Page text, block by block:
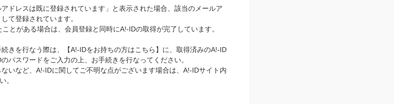
ドレスは既に登録されています」と表示された場合、該当のメールア
て登録されています。
とがある場合は、会員登録と同時にA!-IDの取得が完了しています。
きを行なう際は、【A!-IDをお持ちの方はこちら】に、取得済みのA!-ID
パスワードをご入力の上、お手続きを行なってください。
いなど、A!-IDに関してご不明な点がございます場合は、A!-IDサイト内
。